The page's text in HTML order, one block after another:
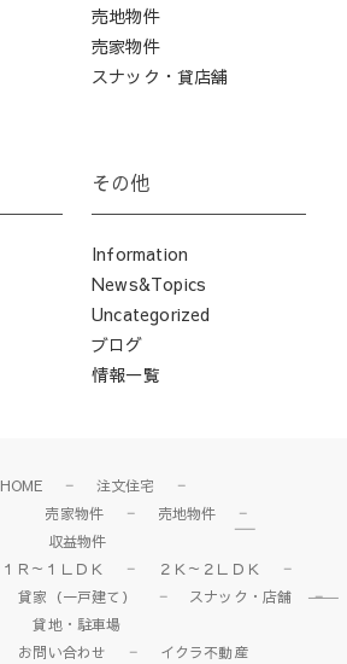
売地物件
売家物件
スナック・貸店舗
その他
Information
News&Topics
Uncategorized
ブログ
情報一覧
HOME
注文住宅
売家物件
売地物件
収益物件
１Ｒ～１ＬＤＫ
２Ｋ～２ＬＤＫ
貸家（一戸建て）
スナック・店舗
貸地・駐車場
お問い合わせ イクラ不動産